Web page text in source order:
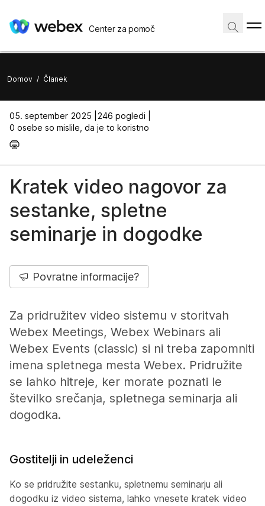
Center za pomoč
Domov / Članek
05. september 2025 |
246 pogledi |
0 osebe so mislile, da je to koristno
Kratek video nagovor za
sestanke, spletne
seminarje in dogodke
Povratne informacije?
Za pridružitev video sistemu v storitvah
Webex Meetings, Webex Webinars ali
Webex Events (classic) si ni treba zapomniti
imena spletnega mesta Webex. Pridružite
se lahko hitreje, ker morate poznati le
številko srečanja, spletnega seminarja ali
dogodka.
Gostitelji in udeleženci
Ko se pridružite sestanku, spletnemu seminarju ali
dogodku iz video sistema, lahko vnesete kratek video